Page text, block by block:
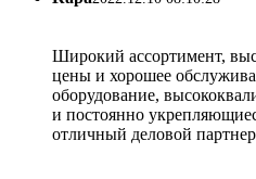
Широкий ассортимент,
цены и хорошее
оборудование,
и постоянно
отличный деловой